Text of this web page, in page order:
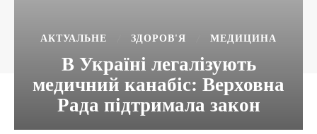
АКТУАЛЬНЕ ЗДОРОВ'Я МЕДИЦИНА
В Україні легалізують
медичний канабіс: Верховна
Рада підтримала закон